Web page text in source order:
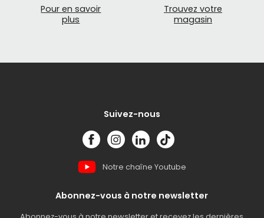
Pour en savoir
plus
Trouvez votre
magasin
Suivez-nous
Notre chaîne Youtube
Abonnez-vous à notre newsletter